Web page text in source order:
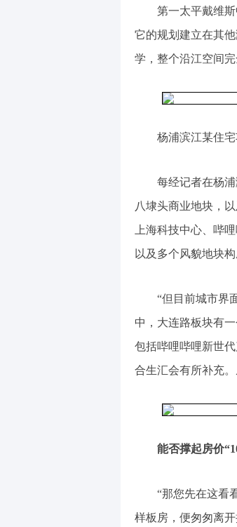
第一太平戴维
它的规划建立在其
学，整个沿江空间
杨浦滨江某住
每经记者在杨
八埭头商业地块，
上海科技中心、哔
以及多个风貌地块构
“但目前城市界
中，大连路板块有
包括哔哩哔哩新世
合生汇会有所补充
能否撑起房价
“那您先在这看
样板房，便匆匆离开